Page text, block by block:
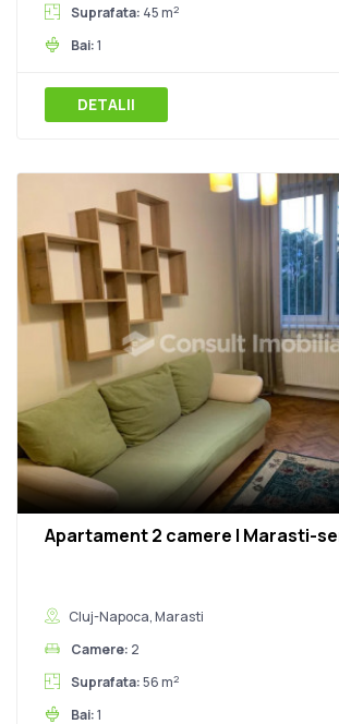
Suprafata: 45 m2
Bai:1
DETALII
Apartament 2 camere | Marasti-
Cluj-Napoca, Marasti
Camere: 2
Suprafata:56 m2
Bai:1